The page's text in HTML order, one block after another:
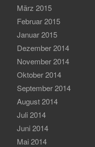
März 2015
Februar 2015
Januar 2015
Dezember 2014
November 2014
Oktober 2014
September 2014
August 2014
Juli 2014
Juni 2014
Mai 2014